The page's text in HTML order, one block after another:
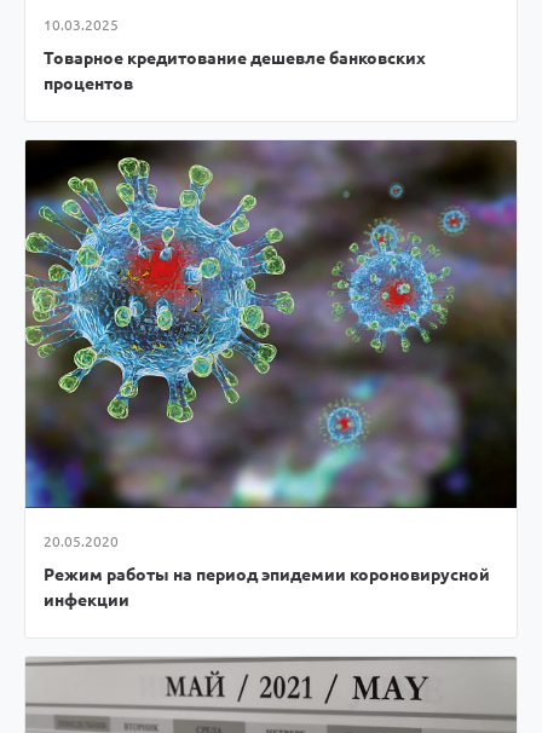
10.03.2025
Товарное кредитование дешевле банковских
процентов
20.05.2020
Режим работы на период эпидемии короновирусной
инфекции